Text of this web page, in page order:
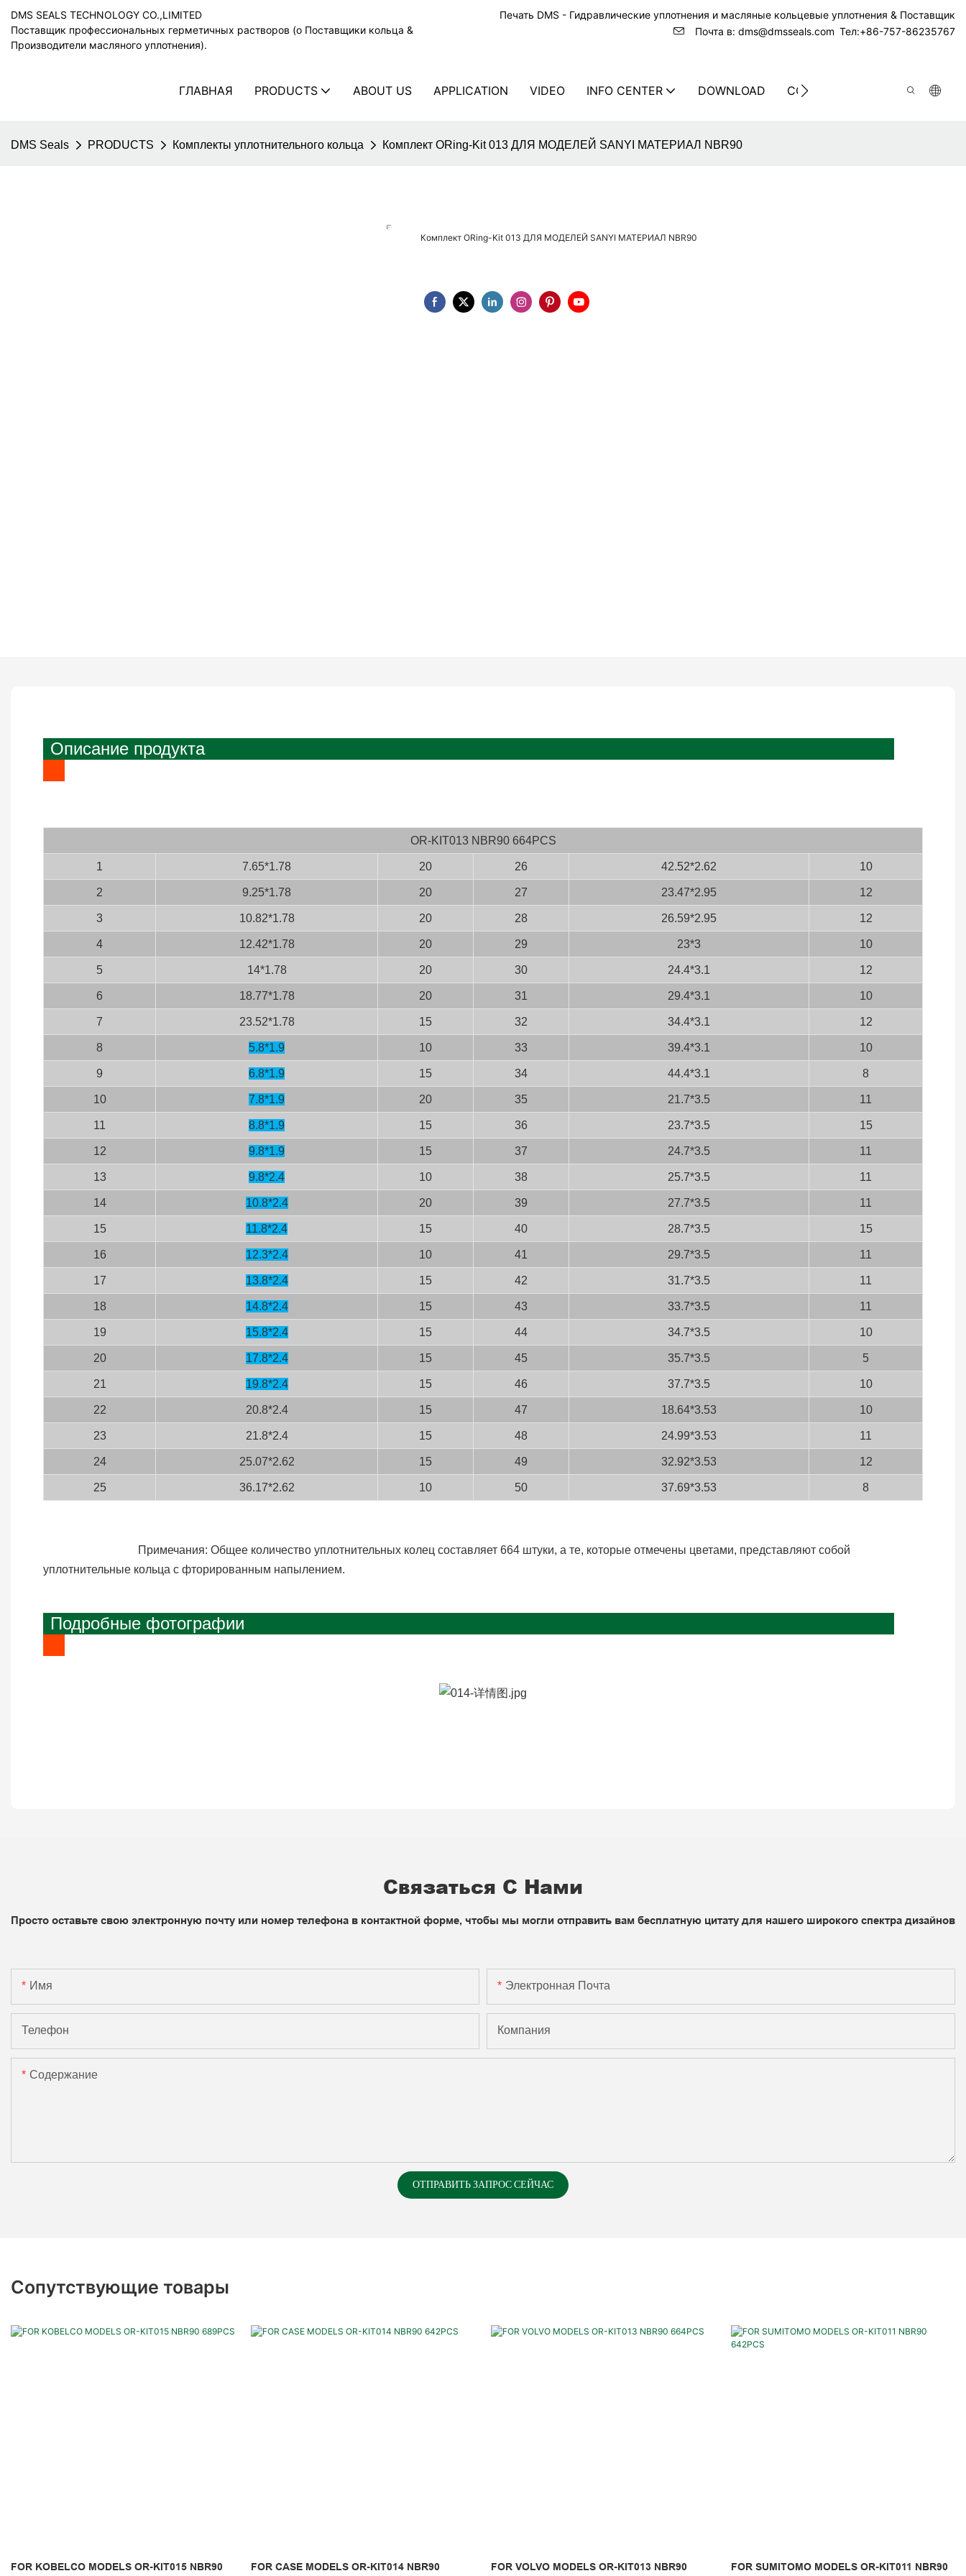
DMS SEALS TECHNOLOGY CO.,LIMITED
Поставщик профессиональных герметичных растворов (o Поставщики кольца &
Производители масляного уплотнения).
Печать DMS - Гидравлические уплотнения и масляные кольцевые уплотнения & Поставщик
Почта в: dms@dmsseals.com Тел:+86-757-86235767
ГЛАВНАЯ PRODUCTS ABOUT US APPLICATION VIDEO INFO CENTER DOWNLOAD CONTACT US
DMS Seals PRODUCTS Комплекты уплотнительного кольца Комплект ORing-Kit 013 ДЛЯ МОДЕЛЕЙ SANYI МАТЕРИАЛ NBR90
Комплект ORing-Kit 013 ДЛЯ МОДЕЛЕЙ SANYI МАТЕРИАЛ NBR90
Описание продукта
OR-KIT013 NBR90 664PCS
1 7.65*1.78 20 26 42.52*2.62 10
2 9.25*1.78 20 27 23.47*2.95 12
3 10.82*1.78 20 28 26.59*2.95 12
4 12.42*1.78 20 29 23*3 10
5 14*1.78 20 30 24.4*3.1 12
6 18.77*1.78 20 31 29.4*3.1 10
7 23.52*1.78 15 32 34.4*3.1 12
8 5.8*1.9 10 33 39.4*3.1 10
9 6.8*1.9 15 34 44.4*3.1 8
10 7.8*1.9 20 35 21.7*3.5 11
11 8.8*1.9 15 36 23.7*3.5 15
12 9.8*1.9 15 37 24.7*3.5 11
13 9.8*2.4 10 38 25.7*3.5 11
14 10.8*2.4 20 39 27.7*3.5 11
15 11.8*2.4 15 40 28.7*3.5 15
16 12.3*2.4 10 41 29.7*3.5 11
17 13.8*2.4 15 42 31.7*3.5 11
18 14.8*2.4 15 43 33.7*3.5 11
19 15.8*2.4 15 44 34.7*3.5 10
20 17.8*2.4 15 45 35.7*3.5 5
21 19.8*2.4 15 46 37.7*3.5 10
22 20.8*2.4 15 47 18.64*3.53 10
23 21.8*2.4 15 48 24.99*3.53 11
24 25.07*2.62 15 49 32.92*3.53 12
25 36.17*2.62 10 50 37.69*3.53 8
Примечания: Общее количество уплотнительных колец составляет 664 штуки, а те, которые отмечены цветами, представляют собой
уплотнительные кольца с фторированным напылением.
Подробные фотографии
Связаться С Нами
Просто оставьте свою электронную почту или номер телефона в контактной форме, чтобы мы могли отправить вам бесплатную цитату для нашего широкого спектра дизайнов
Имя Электронная Почта
Телефон Компания
Содержание
ОТПРАВИТЬ ЗАПРОС СЕЙЧАС
Сопутствующие товары
FOR KOBELCO MODELS OR-KIT015 NBR90
FOR CASE MODELS OR-KIT014 NBR90
FOR VOLVO MODELS OR-KIT013 NBR90
FOR SUMITOMO MODELS OR-KIT011 NBR90